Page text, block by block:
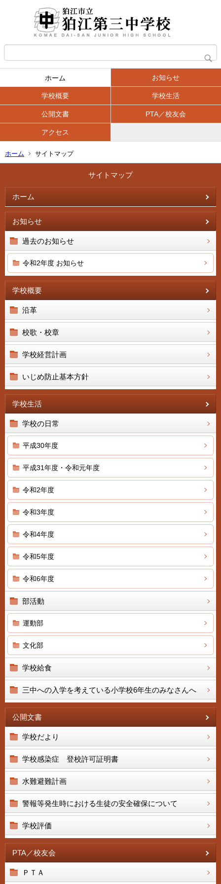
ホーム お知らせ
学校概要 学校生活
公開文書 PTA／校友会
アクセス
ホーム サイトマップ
サイトマップ
ホーム
お知らせ
過去のお知らせ
令和2年度 お知らせ
学校概要
沿革
校歌・校章
学校経営計画
いじめ防止基本方針
学校生活
学校の日常
平成30年度
平成31年度・令和元年度
令和2年度
令和3年度
令和4年度
令和5年度
令和6年度
部活動
運動部
文化部
学校給食
三中への入学を考えている小学校6年生のみなさんへ
公開文書
学校だより
学校感染症 登校許可証明書
水難避難計画
警報等発生時における生徒の安全確保について
学校評価
PTA／校友会
ＰＴＡ